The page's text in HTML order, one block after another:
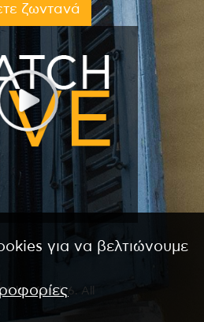
ζωντανά
by Kanali 6. All
για να βελτιώνουμε